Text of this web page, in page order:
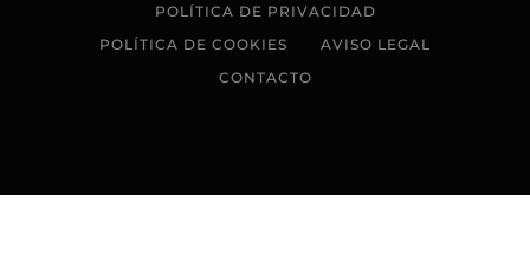
POLÍTICA DE PRIVACIDAD
POLÍTICA DE COOKIES
AVISO LEGAL
CONTACTO